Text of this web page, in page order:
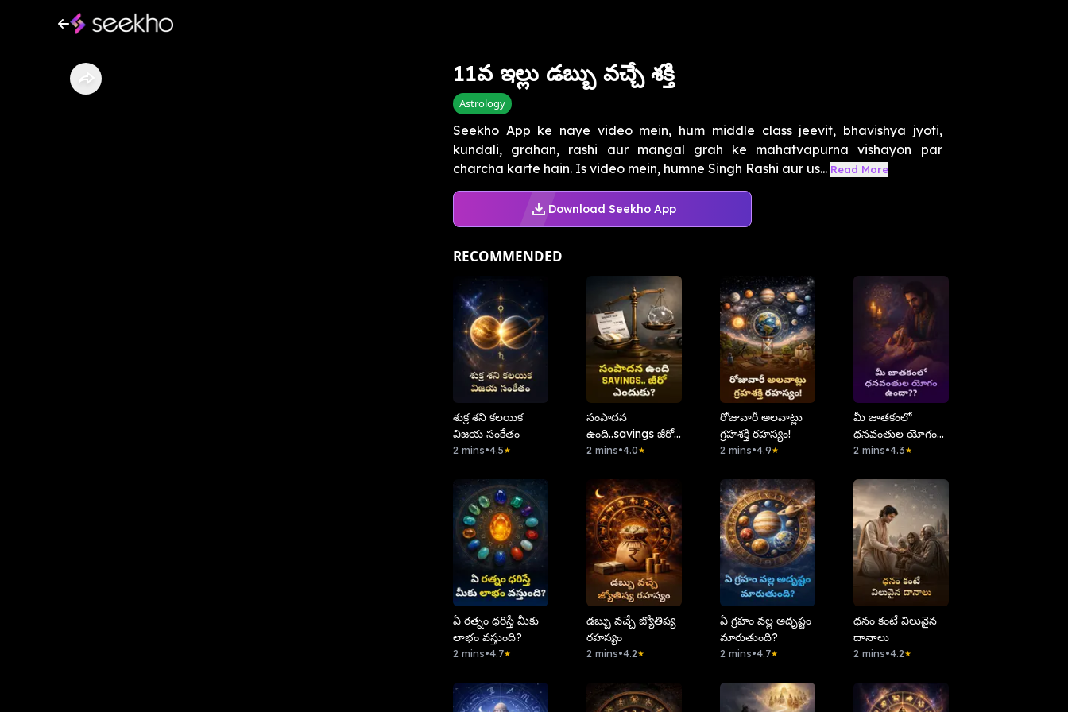
11వ ఇల్లు డబ్బు వచ్చే శక్తి
Astrology
Seekho App ke naye video mein, hum middle class jeevit, bhavishya jyoti,
kundali, grahan, rashi aur mangal grah ke mahatvapurna vishayon par
charcha karte hain. Is video mein, humne Singh Rashi aur us... Read More
Download Seekho App
RECOMMENDED
శుక్ర శని కలయిక
విజయ సంకేతం
2 mins•4.5★
సంపాదన
ఉంది..savings జీరో
ఎందుకు?
2 mins•4.0★
రోజువారీ అలవాట్లు
గ్రహశక్తి రహస్యం!
2 mins•4.9★
మీ జాతకంలో
ధనవంతుల యోగం
ఉందా?
2 mins•4.3★
ఏ రత్నం ధరిస్తే మీకు
లాభం వస్తుంది?
2 mins•4.7★
డబ్బు వచ్చే జ్యోతిష్య
రహస్యం
2 mins•4.2★
ఏ గ్రహం వల్ల అదృష్టం
మారుతుంది?
2 mins•4.7★
ధనం కంటే విలువైన
దానాలు
2 mins•4.2★